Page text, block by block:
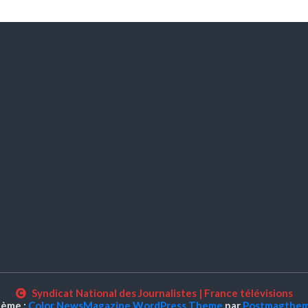
Syndicat National des Journalistes | France télévisions
: Color NewsMagazine WordPress Theme par